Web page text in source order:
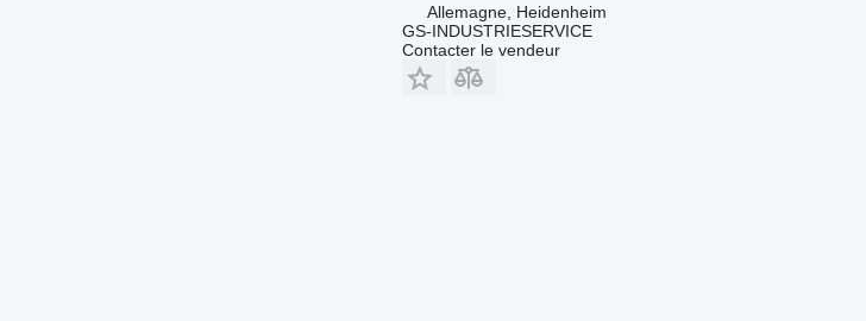
Allemagne, Heidenheim
GS-INDUSTRIESERVICE
Contacter le vendeur